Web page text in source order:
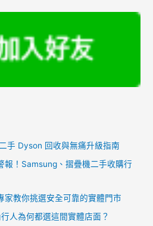
手 Dyson 回收與無痛升級指南
報！Samsung、摺疊機二手收購行
教你挑選安全可靠的實體門市
人為何都選這間實體店面？